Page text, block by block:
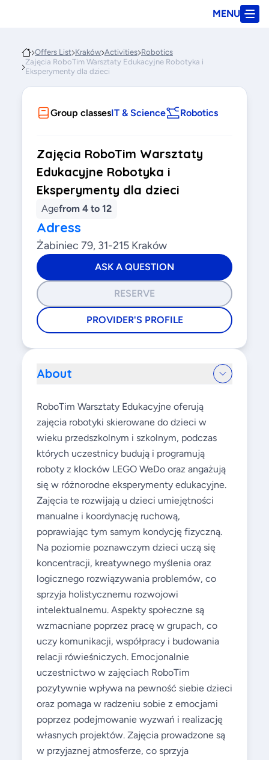
MENU
Offers List Kraków Activities Robotics
Zajęcia RoboTim Warsztaty Edukacyjne Robotyka i
Eksperymenty dla dzieci
Group classesIT & Science Robotics
Zajęcia RoboTim Warsztaty
Edukacyjne Robotyka i
Eksperymenty dla dzieci
Agefrom 4 to 12
Adress
Żabiniec 79, 31-215 Kraków
ASK A QUESTION
RESERVE
PROVIDER'S PROFILE
About
RoboTim Warsztaty Edukacyjne oferują
zajęcia robotyki skierowane do dzieci w
wieku przedszkolnym i szkolnym, podczas
których uczestnicy budują i programują
roboty z klocków LEGO WeDo oraz angażują
się w różnorodne eksperymenty edukacyjne.
Zajęcia te rozwijają u dzieci umiejętności
manualne i koordynację ruchową,
poprawiając tym samym kondycję fizyczną.
Na poziomie poznawczym dzieci uczą się
koncentracji, kreatywnego myślenia oraz
logicznego rozwiązywania problemów, co
sprzyja holistycznemu rozwojowi
intelektualnemu. Aspekty społeczne są
wzmacniane poprzez pracę w grupach, co
uczy komunikacji, współpracy i budowania
relacji rówieśniczych. Emocjonalnie
uczestnictwo w zajęciach RoboTim
pozytywnie wpływa na pewność siebie dzieci
oraz pomaga w radzeniu sobie z emocjami
poprzez podejmowanie wyzwań i realizację
własnych projektów. Zajęcia prowadzone są
w przyjaznej atmosferze, co sprzyja